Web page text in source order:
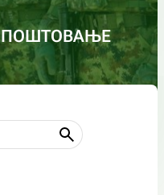
ПОШТОВАЊЕ